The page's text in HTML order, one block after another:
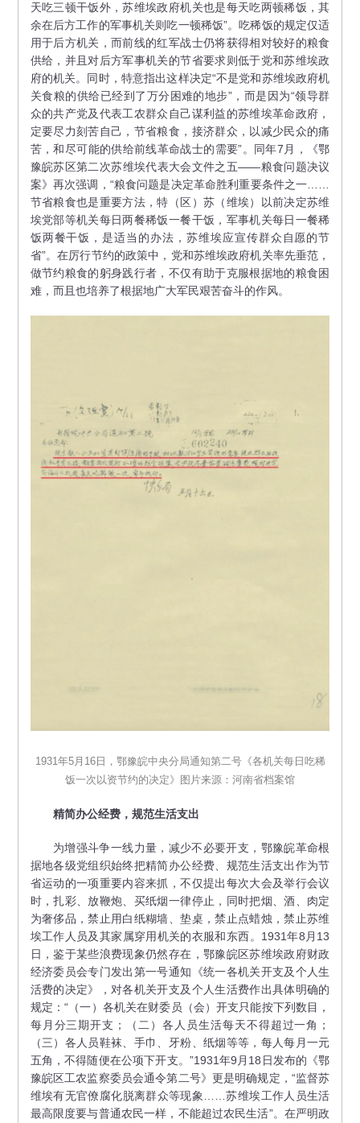
天吃三顿干饭外，苏维埃政府机关也是每天吃两顿稀饭，其
余在后方工作的军事机关则吃一顿稀饭”。吃稀饭的规定仅适
用于后方机关，而前线的红军战士仍将获得相对较好的粮食
供给，并且对后方军事机关的节省要求则低于党和苏维埃政
府的机关。同时，特意指出这样决定“不是党和苏维埃政府机
关食粮的供给已经到了万分困难的地步”，而是因为“领导群
众的共产党及代表工农群众自己谋利益的苏维埃革命政府，
定要尽力刻苦自己，节省粮食，接济群众，以减少民众的痛
苦，和尽可能的供给前线革命战士的需要”。同年7月，《鄂
豫皖苏区第二次苏维埃代表大会文件之五——粮食问题决议
案》再次强调，“粮食问题是决定革命胜利重要条件之一……
节省粮食也是重要方法，特（区）苏（维埃）以前决定苏维
埃党部等机关每日两餐稀饭一餐干饭，军事机关每日一餐稀
饭两餐干饭，是适当的办法，苏维埃应宣传群众自愿的节
省”。在厉行节约的政策中，党和苏维埃政府机关率先垂范，
做节约粮食的躬身践行者，不仅有助于克服根据地的粮食困
难，而且也培养了根据地广大军民艰苦奋斗的作风。
1931年5月16日，鄂豫皖中央分局通知第二号《各机关每日吃稀
饭一次以资节约的决定》图片来源：河南省档案馆
精简办公经费，规范生活支出
为增强斗争一线力量，减少不必要开支，鄂豫皖革命根
据地各级党组织始终把精简办公经费、规范生活支出作为节
省运动的一项重要内容来抓，不仅提出每次大会及举行会议
时，扎彩、放鞭炮、买纸烟一律停止，同时把烟、酒、肉定
为奢侈品，禁止用白纸糊墙、垫桌，禁止点蜡烛，禁止苏维
埃工作人员及其家属穿用机关的衣服和东西。1931年8月13
日，鉴于某些浪费现象仍然存在，鄂豫皖区苏维埃政府财政
经济委员会专门发出第一号通知《统一各机关开支及个人生
活费的决定》，对各机关开支及个人生活费作出具体明确的
规定：“（一）各机关在财委员（会）开支只能按下列数目，
每月分三期开支；（二）各人员生活每天不得超过一角；
（三）各人员鞋袜、手巾、牙粉、纸烟等等，每人每月一元
五角，不得随便在公项下开支。”1931年9月18日发布的《鄂
豫皖区工农监察委员会通令第二号》更是明确规定，“监督苏
维埃有无官僚腐化脱离群众等现象……苏维埃工作人员生活
最高限度要与普通农民一样，不能超过农民生活”。在严明政